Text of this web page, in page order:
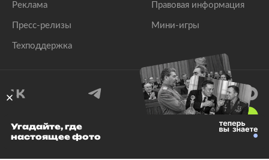
Реклама
Пресс-релизы
Техподдержка
Правовая информация
Мини-игры
© 1999–2026 Все права защищены.
Угадайте, где
настоящее фото